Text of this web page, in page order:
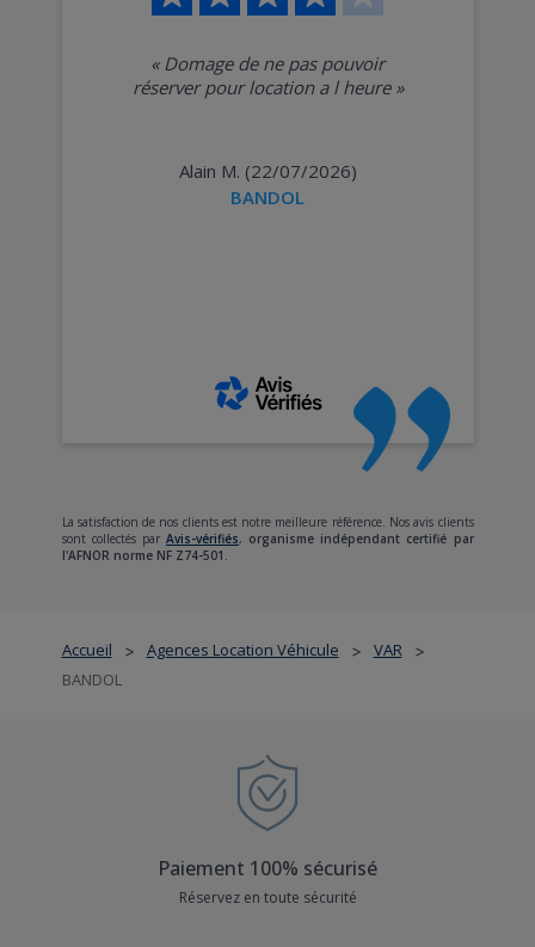
Accueil > Agences Location Véhicule > VAR >
BANDOL
« Domage de ne pas pouvoir
réserver pour location a l heure»
Alain M. (22/07/2026)
BANDOL
La satisfaction de nos clients est notre meilleure référence. Nos avis clients
sont collectés par Avis-vérifiés, organisme indépendant certifié par
l'AFNOR norme NF Z74-501.
Paiement 100% sécurisé
Réservez en toute sécurité